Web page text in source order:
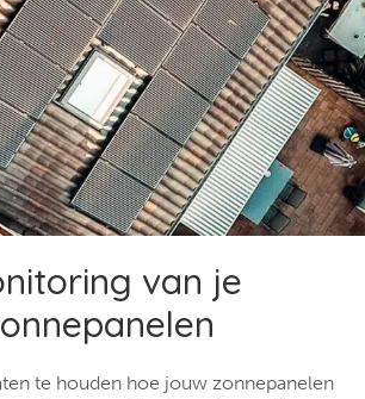
van je
te houden hoe jouw zonnepanelen